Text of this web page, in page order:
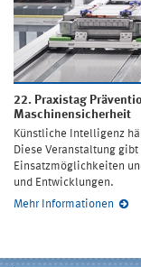
22. Praxistag
Maschinensicherheit
Künstliche Intelligenz
Diese Veranstaltung
Einsatzmöglichkeiten
und Entwicklungen.
Mehr Informationen